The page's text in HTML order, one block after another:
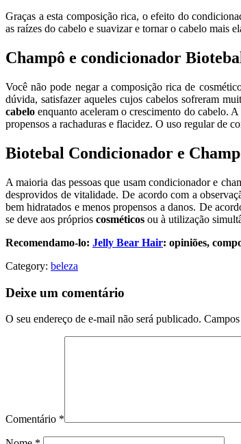
Graças a esta composição rica, o efeito do
as raízes do cabelo e suavizar e tornar o cabelo mais
Champô e condicionador
Você não pode negar a composição rica de
dúvida, satisfazer aqueles cujos cabelos sofreram
cabelo enquanto aceleram o crescimento do cabelo.
propensos a rachaduras e flacidez. O uso regular de
Biotebal Condicionador e
A maioria das pessoas que usam condicionador e
desprovidos de vitalidade. De acordo com a
bem hidratados e menos propensos a danos. De
se deve aos próprios cosméticos ou à utilização
Recomendamo-lo: Jelly Bear Hair: opiniões,
Category: beleza
Deixe um comentário
O seu endereço de e-mail não será publicado.
Comentário *